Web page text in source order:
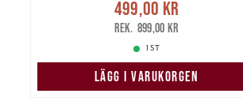
499,00 krTidigare pris
899,00 kr
499,00 kr
899,00 kr
1 ST
LÄGG I VARUKORGEN